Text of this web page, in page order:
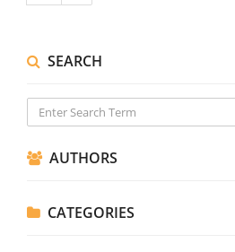
SEARCH
AUTHORS
CATEGORIES